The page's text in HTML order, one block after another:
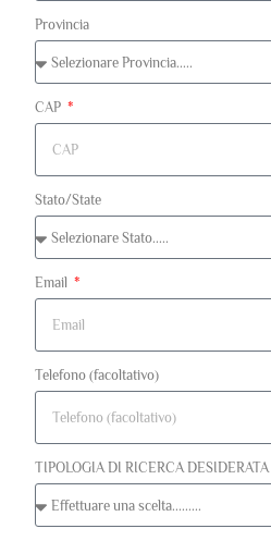
Provincia
CAP
Stato/State
Email
Telefono (facoltativo)
TIPOLOGIA DI RICERCA DESIDERATA